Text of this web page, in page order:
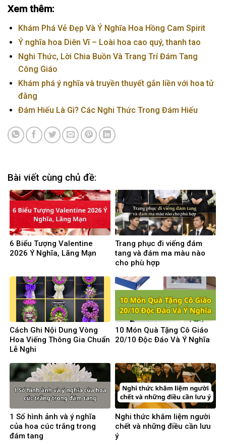
Xem thêm:
Khám Phá Vẻ Đẹp Và Ý Nghĩa Hoa Hồng Cam Spirit
Ý nghĩa hoa Diên Vĩ – Loài hoa cao quý, thanh tao
Nghi Thức, Lời Chia Buồn Và Trang Trí Đám Tang
Công Giáo
Khám phá ý nghĩa và truyền thuyết gắn liền với hoa tử
đằng
Đám Hiếu Là Gì? Các Nghi Thức Trong Đám Hiếu
Bài viết cùng chủ đề:
6 Biểu Tượng Valentine
2026 Ý Nghĩa, Lãng Mạn
Trang phục đi viếng đám
tang và đám ma màu nào
cho phù hợp
Cách Ghi Nội Dung Vòng
Hoa Viếng Thông Gia Chuẩn
Lễ Nghi
10 Món Quà Tặng Cô Giáo
20/10 Độc Đáo Và Ý Nghĩa
1 Số hình ảnh và ý nghĩa
của hoa cúc trắng trong
đám tang
Nghi thức khâm liệm người
chết và những điều cần lưu
ý